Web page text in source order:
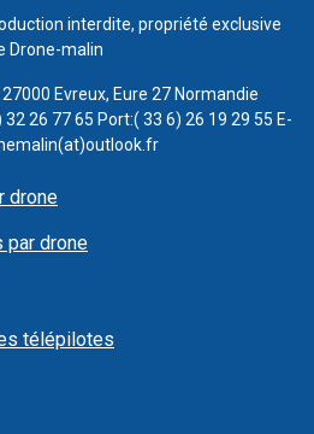
interdite, propriété exclusive
Drone-malin
Evreux, Eure 27 Normandie
32 26 77 65 Port:( 33 6) 26 19 29 55 E-
drone
par drone
télépilotes